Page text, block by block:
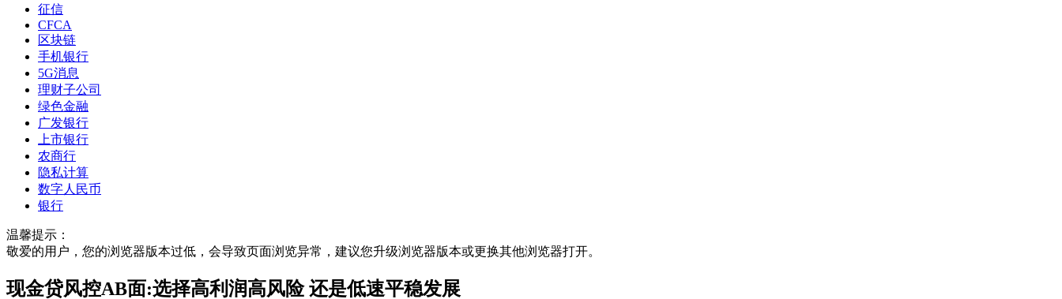
征信
CFCA
区块链
手机银行
5G消息
理财子公司
绿色金融
广发银行
上市银行
农商行
隐私计算
数字人民币
银行
温馨提示：
敬爱的用户，您的浏览器版本过低，会导致页面浏览异常，建议您升级浏览器版本或更换其他浏览器打开。
现金贷风控AB面:选择高利润高风险 还是低速平稳发展